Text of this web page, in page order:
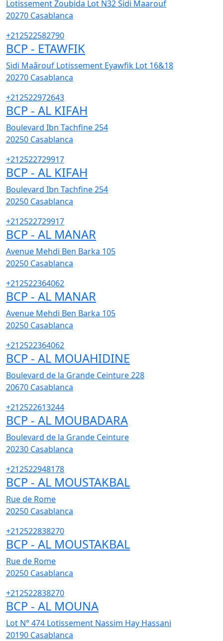
Lotissement Zoubida Lot N32 Sidi Maarouf
20270 Casablanca
+212522582790
BCP - ETAWFIK
Sidi Maârouf Lotissement Eyawfik Lot 16&18
20270 Casablanca
+212522972643
BCP - AL KIFAH
Boulevard Ibn Tachfine 254
20250 Casablanca
+212522729917
BCP - AL KIFAH
Boulevard Ibn Tachfine 254
20250 Casablanca
+212522729917
BCP - AL MANAR
Avenue Mehdi Ben Barka 105
20250 Casablanca
+212522364062
BCP - AL MANAR
Avenue Mehdi Ben Barka 105
20250 Casablanca
+212522364062
BCP - AL MOUAHIDINE
Boulevard de la Grande Ceinture 228
20670 Casablanca
+212522613244
BCP - AL MOUBADARA
Boulevard de la Grande Ceinture
20230 Casablanca
+212522948178
BCP - AL MOUSTAKBAL
Rue de Rome
20250 Casablanca
+212522838270
BCP - AL MOUSTAKBAL
Rue de Rome
20250 Casablanca
+212522838270
BCP - AL MOUNA
Lot N° 474 Lotissement Nassim Hay Hassani
20190 Casablanca